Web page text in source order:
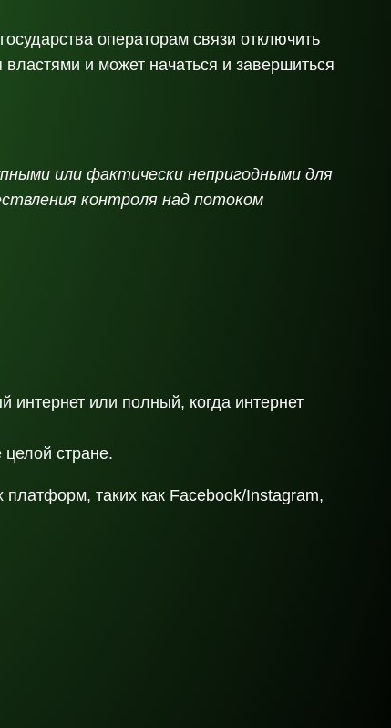
операторам связи отключить
и может начаться и завершиться
или фактически непригодными для
контроля над потоком
интернет или полный, когда интернет
стране.
таких как Facebook/Instagram,